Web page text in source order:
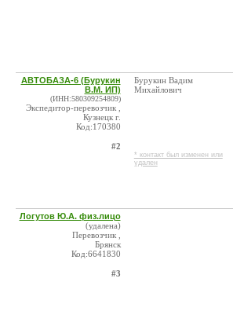
АВТОБАЗА-6 (Бурукин
В.М. ИП)
(ИНН:580309254809)
Экспедитор-перевозчик ,
Кузнецк г.
Код:170380
#2
Бурукин Вадим
Михайлович
* контакт был изменен или
удален
Логутов Ю.А. физ.лицо
(удалена)
Перевозчик ,
Брянск
Код:6641830
#3